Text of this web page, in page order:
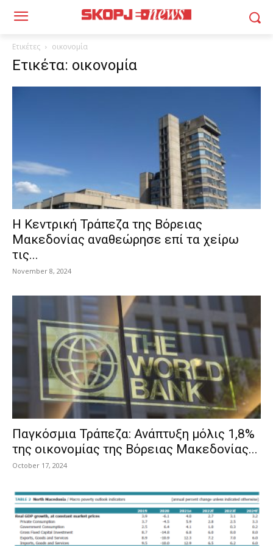
Ετικέτες οικονομία
Ετικέτα: οικονομία
Η Κεντρική Τράπεζα της Βόρειας
Μακεδονίας αναθεώρησε επί τα χείρω
τις...
November 8, 2024
Παγκόσμια Τράπεζα: Ανάπτυξη μόλις 1,8%
της οικονομίας της Βόρειας Μακεδονίας...
October 17, 2024